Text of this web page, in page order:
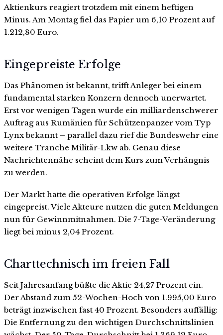
Aktienkurs reagiert trotzdem mit einem heftigen
Minus. Am Montag fiel das Papier um 6,10 Prozent auf
1.212,80 Euro.
Eingepreiste Erfolge
Das Phänomen ist bekannt, trifft Anleger bei einem
fundamental starken Konzern dennoch unerwartet.
Erst vor wenigen Tagen wurde ein milliardenschwerer
Auftrag aus Rumänien für Schützenpanzer vom Typ
Lynx bekannt – parallel dazu rief die Bundeswehr eine
weitere Tranche Militär-Lkw ab. Genau diese
Nachrichtennähe scheint dem Kurs zum Verhängnis
zu werden.
Der Markt hatte die operativen Erfolge längst
eingepreist. Viele Akteure nutzen die guten Meldungen
nun für Gewinnmitnahmen. Die 7-Tage-Veränderung
liegt bei minus 2,04 Prozent.
Charttechnisch im freien Fall
Seit Jahresanfang büßte die Aktie 24,27 Prozent ein.
Der Abstand zum 52-Wochen-Hoch von 1.995,00 Euro
beträgt inzwischen fast 40 Prozent. Besonders auffällig:
Die Entfernung zu den wichtigen Durchschnittslinien